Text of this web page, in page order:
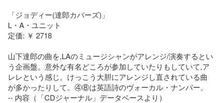
「ジョディー(達郎カバーズ)」
L・A・ユニット
定価: ￥ 2718
山下達郎の曲を,LAのミュージシャンがアレンジ/演奏するとい
う企画盤。意外な有名どころが参加していたりもしていて,ア
レレという感じ。けっこう大胆にアレンジし直されている曲
が多かったりして。④⑧は英語詩のヴォーカル・ナンバー。
-- 内容（「CDジャーナル」データベースより）